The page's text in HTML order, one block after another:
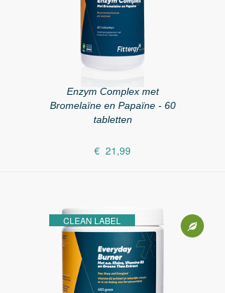
Enzym Complex met
Bromelaïne en Papaïne - 60
tabletten
€ 21,99
CLEAN LABEL